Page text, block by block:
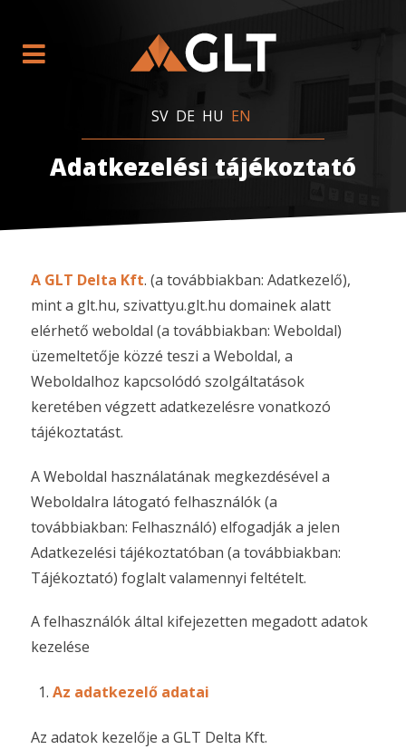
SV DE HU EN
Adatkezelési tájékoztató
A GLT Delta Kft. (a továbbiakban: Adatkezelő),
mint a glt.hu, szivattyu.glt.hu domainek alatt
elérhető weboldal (a továbbiakban: Weboldal)
üzemeltetője közzé teszi a Weboldal, a
Weboldalhoz kapcsolódó szolgáltatások
keretében végzett adatkezelésre vonatkozó
tájékoztatást.
A Weboldal használatának megkezdésével a
Weboldalra látogató felhasználók (a
továbbiakban: Felhasználó) elfogadják a jelen
Adatkezelési tájékoztatóban (a továbbiakban:
Tájékoztató) foglalt valamennyi feltételt.
A felhasználók által kifejezetten megadott adatok
kezelése
Az adatkezelő adatai
Az adatok kezelője a GLT Delta Kft.